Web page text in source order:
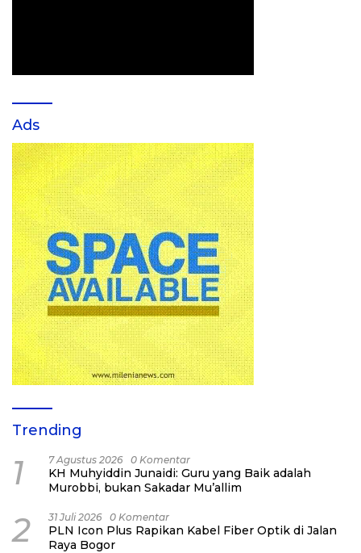
Ads
Trending
1 7 Agustus 2026 0 Komentar
KH Muhyiddin Junaidi: Guru yang Baik adalah
Murobbi, bukan Sakadar Mu’allim
2 31 Juli 2026 0 Komentar
PLN Icon Plus Rapikan Kabel Fiber Optik di Jalan
Raya Bogor